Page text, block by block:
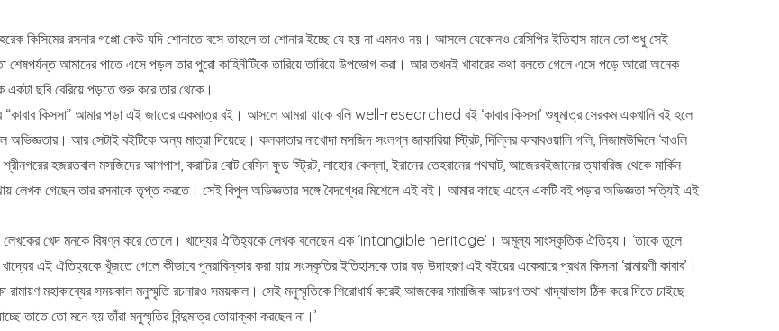
কিসিমের রসনার গপ্পো কেউ যদি শোনাতে বসে তাহলে তা শোনার ইচ্ছে যে হয় না এমনও নয়। আসলে যেকোনও রেসিপির ইতিহাস মানে তো শুধু সেই
তা শেষপর্যন্ত আমাদের পাতে এসে পড়ল তার পুরো কাহিনীটিকে তারিয়ে তারিয়ে উপভোগ করা। আর তখনই খাবারের কথা বলতে গেলে এসে পড়ে আরো অনেক
একটা ছবি বেরিয়ে পড়তে শুরু করে তার থেকে।
“কাবাব কিসসা” আমার পড়া এই জাতের একমাত্র বই। আসলে আমরা যাকে বলি well-researched বই ‘কাবাব কিসসা’ শুধুমাত্র সেরকম একখানি বই হলে
আর সেটাই বইটিকে অন্য মাত্রা দিয়েছে। কলকাতার নাখোদা মসজিদ সংলগ্ন জাকারিয়া স্ট্রিট, দিল্লির কাবাবওয়ালি গলি, নিজামউদ্দিনে ‘বাওলি
শ্রীনগরের হজরতবাল মসজিদের আশপাশ, করাচির বোট বেসিন ফুড স্ট্রিট, লাহোর কেল্লা, ইরানের তেহরানের পথঘাট, আজেরবইজানের ত্যাবরিজ থেকে মার্কিন
লেখক গেছেন তার রসনাকে তৃপ্ত করতে। সেই বিপুল অভিজ্ঞতার সঙ্গে বৈদগ্ধের মিশেলে এই বই। আমার কাছে এহেন একটি বই পড়ার অভিজ্ঞতা সত্যিই এই
লেখকের খেদ মনকে বিষণ্ন করে তোলে। খাদ্যের ঐতিহ্যকে লেখক বলেছেন এক ‘intangible heritage’। অমূল্য সাংস্কৃতিক ঐতিহ্য। ‘তাকে তুলে
এই ঐতিহ্যকে খুঁজতে গেলে কীভাবে পুনরাবিস্কার করা যায় সংস্কৃতির ইতিহাসকে তার বড় উদাহরণ এই বইয়ের একেবারে প্রথম কিসসা ‘রামায়ণী কাবাব’।
রামায়ণ মহাকাব্যের সময়কাল মনুস্মৃতি রচনারও সময়কাল। সেই মনুস্মৃতিকে শিরোধার্য করেই আজকের সামাজিক আচরণ তথা খাদ্যাভাস ঠিক করে দিতে চাইছে
তাতে তো মনে হয় তাঁরা মনুস্মৃতির বিন্দুমাত্র তোয়াক্কা করছেন না।’